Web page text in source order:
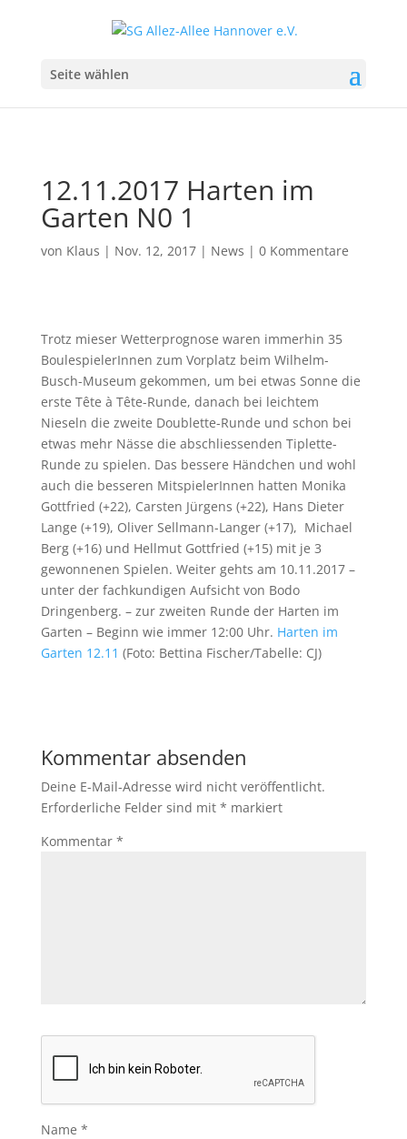
Seite wählen
12.11.2017 Harten im
Garten N0 1
von Klaus | Nov. 12, 2017| News | 0 Kommentare
Trotz mieser Wetterprognose waren immerhin 35
BoulespielerInnen zum Vorplatz beim Wilhelm-
Busch-Museum gekommen, um bei etwas Sonne die
erste Tête à Tête-Runde, danach bei leichtem
Nieseln die zweite Doublette-Runde und schon bei
etwas mehr Nässe die abschliessenden Tiplette-
Runde zu spielen. Das bessere Händchen und wohl
auch die besseren MitspielerInnen hatten Monika
Gottfried (+22), Carsten Jürgens (+22), Hans Dieter
Lange (+19), Oliver Sellmann-Langer (+17), Michael
Berg (+16) und Hellmut Gottfried (+15) mit je 3
gewonnenen Spielen. Weiter gehts am 10.11.2017 –
unter der fachkundigen Aufsicht von Bodo
Dringenberg. – zur zweiten Runde der Harten im
Garten – Beginn wie immer 12:00 Uhr. Harten im
Garten 12.11 (Foto: Bettina Fischer/Tabelle: CJ)
Kommentar absenden
Deine E-Mail-Adresse wird nicht veröffentlicht.
Erforderliche Felder sind mit * markiert
Kommentar *
Name *